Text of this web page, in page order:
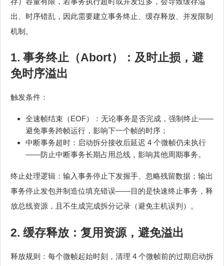
出、时序错乱，因此需要建立事务终止、缓存释放、并发限制
机制。
1. 事务终止（Abort）：及时止损，避
免时序溢出
触发条件：
全速帧结束（EOF）：无论事务是否完成，强制终止——
避免事务跨帧运行，影响下一个帧的时序；
中断事务超时：启动拆分接收后延迟 4 个微帧仍未执行
——防止中断事务长期占用总线，影响其他周期事务。
终止处理逻辑：输入事务停止下发握手、忽略残留数据；输出
事务停止发包并制造位填充错误——目的是快速终止事务，释
放总线资源，且不生成完成拆分记录（避免主机误判）。
2. 缓存释放：复用资源，避免溢出
释放规则：每个微帧起始时刻，清理 4 个微帧前的过期启动拆